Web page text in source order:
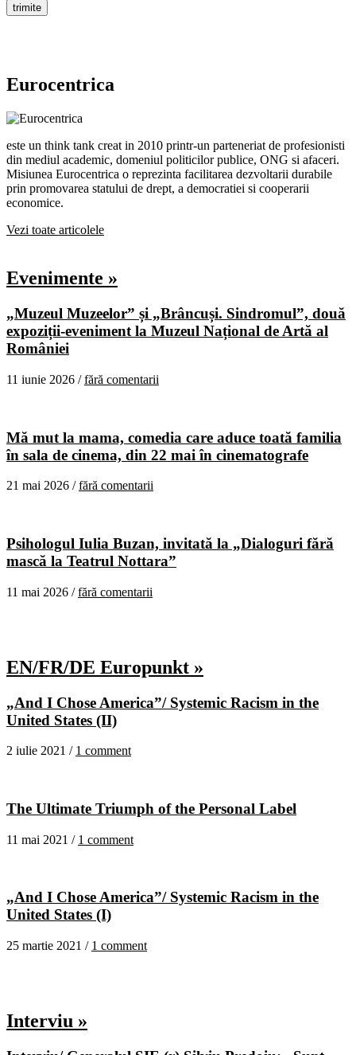
Eurocentrica
este un think tank creat in 2010 printr-un parteneriat de profesionisti
din mediul academic, domeniul politicilor publice, ONG si afaceri.
Misiunea Eurocentrica o reprezinta facilitarea dezvoltarii durabile
prin promovarea statului de drept, a democratiei si cooperarii
economice.
Vezi toate articolele
Evenimente »
„Muzeul Muzeelor” și „Brâncuși. Sindromul”, două
expoziții-eveniment la Muzeul Național de Artă al
României
11 iunie 2026 /fără comentarii
Mă mut la mama, comedia care aduce toată familia
în sala de cinema, din 22 mai în cinematografe
21 mai 2026 /fără comentarii
Psihologul Iulia Buzan, invitată la „Dialoguri fără
mască la Teatrul Nottara”
11 mai 2026 /fără comentarii
EN/FR/DE Europunkt »
„And I Chose America”/ Systemic Racism in the
United States (II)
2 iulie 2021 / 1 comment
The Ultimate Triumph of the Personal Label
11 mai 2021 / 1 comment
„And I Chose America”/ Systemic Racism in the
United States (I)
25 martie 2021 / 1 comment
Interviu »